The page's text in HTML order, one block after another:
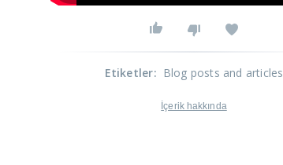
Etiketler: Blog posts and articles
İçerik hakkında